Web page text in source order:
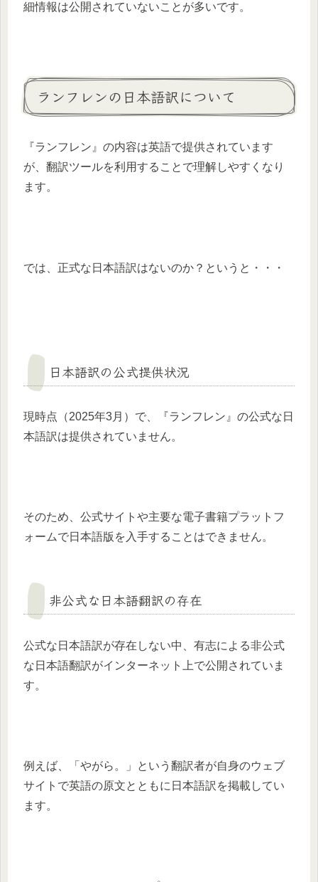
細情報は公開されていないことが多いです。​
ランフレンの日本語訳について
​『ランフレン』の内容は英語で提供されています
が、翻訳ツールを利用することで理解しやすくなり
ます。​
では、正式な日本語訳はないのか？というと・・・
日本語訳の公式提供状況
現時点（2025年3月）で、『ランフレン』の公式な日
本語訳は提供されていません。​
そのため、公式サイトや主要な電子書籍プラットフ
ォームで日本語版を入手することはできません。​
非公式な日本語翻訳の存在
公式な日本語訳が存在しない中、有志による非公式
な日本語翻訳がインターネット上で公開されていま
す。
​例えば、「やがら。」という翻訳者が自身のウェブ
サイトで英語の原文とともに日本語訳を掲載してい
ます。